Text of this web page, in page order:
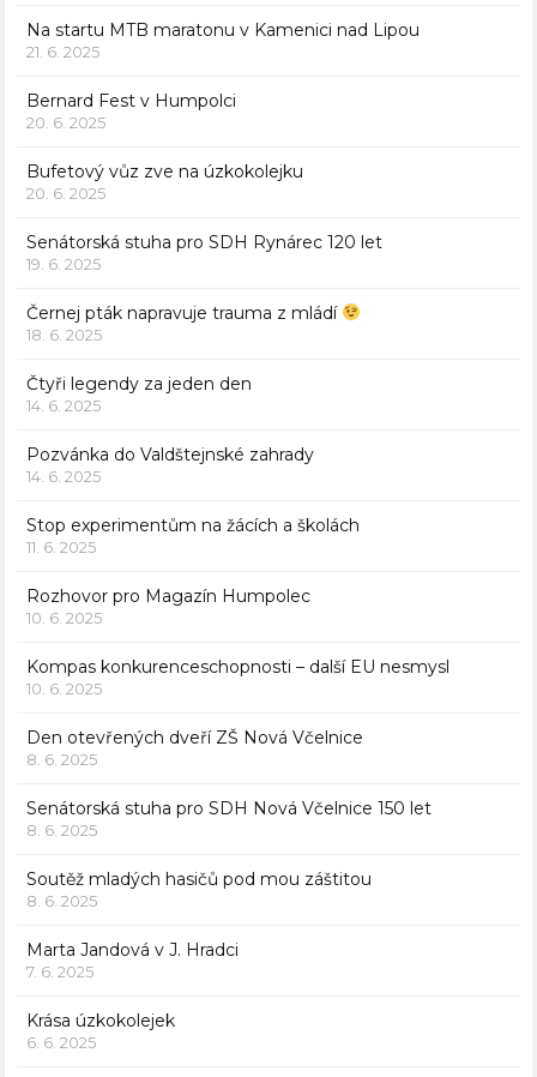
Na startu MTB maratonu v Kamenici nad Lipou
21. 6. 2025
Bernard Fest v Humpolci
20. 6. 2025
Bufetový vůz zve na úzkokolejku
20. 6. 2025
Senátorská stuha pro SDH Rynárec 120 let
19. 6. 2025
Černej pták napravuje trauma z mládí
18. 6. 2025
Čtyři legendy za jeden den
14. 6. 2025
Pozvánka do Valdštejnské zahrady
14. 6. 2025
Stop experimentům na žácích a školách
11. 6. 2025
Rozhovor pro Magazín Humpolec
10. 6. 2025
Kompas konkurenceschopnosti – další EU nesmysl
10. 6. 2025
Den otevřených dveří ZŠ Nová Včelnice
8. 6. 2025
Senátorská stuha pro SDH Nová Včelnice 150 let
8. 6. 2025
Soutěž mladých hasičů pod mou záštitou
8. 6. 2025
Marta Jandová v J. Hradci
7. 6. 2025
Krása úzkokolejek
6. 6. 2025